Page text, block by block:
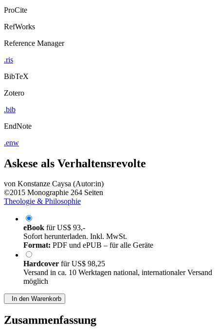
ProCite
RefWorks
Reference Manager
.ris
BibTeX
Zotero
.bib
EndNote
.enw
Askese als Verhaltensrevolte
von Konstanze Caysa (Autor:in)
©2015 Monographie 264 Seiten
Theologie & Philosophie
eBook fürUS$ 93,-
Sofort herunterladen. Inkl. MwSt.
Format: PDF und ePUB – für alle Geräte
Hardcover fürUS$ 98,25
Versand in ca. 10 Werktagen national, internationaler Versand
möglich
In den Warenkorb
Zusammenfassung